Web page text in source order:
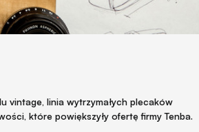
vintage, linia wytrzymałych plecaków
które powiększyły ofertę firmy Tenba.